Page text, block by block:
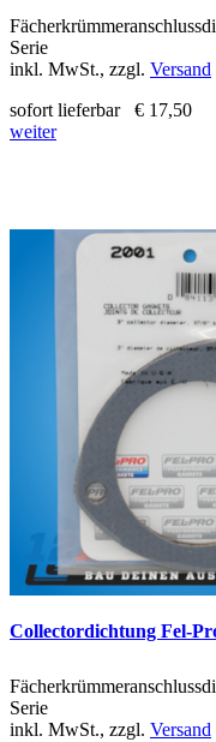
Serie
inkl. MwSt., zzgl. Versand
sofort lieferbar
€ 17,50
weiter
Collectordichtung Fel-
Serie
inkl. MwSt., zzgl. Versand